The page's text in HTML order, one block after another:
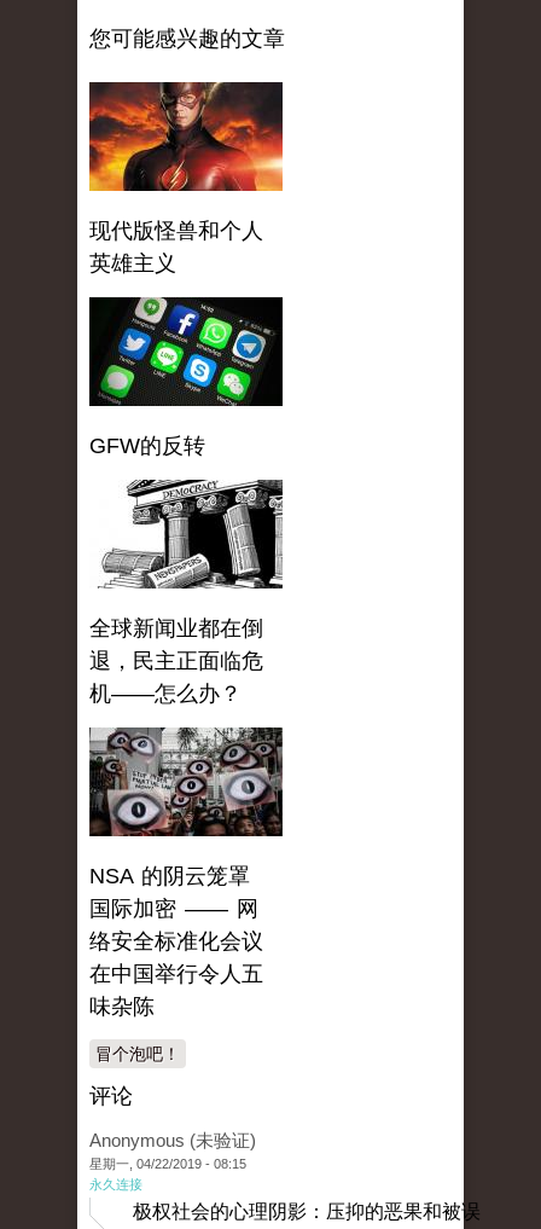
您可能感兴趣的文章
现代版怪兽和个人
英雄主义
GFW的反转
全球新闻业都在倒
退，民主正面临危
机——怎么办？
NSA 的阴云笼罩
国际加密 —— 网
络安全标准化会议
在中国举行令人五
味杂陈
冒个泡吧！
评论
Anonymous (未验证)
星期一, 04/22/2019 - 08:15
永久连接
极权社会的心理阴影：压抑的恶果和被误